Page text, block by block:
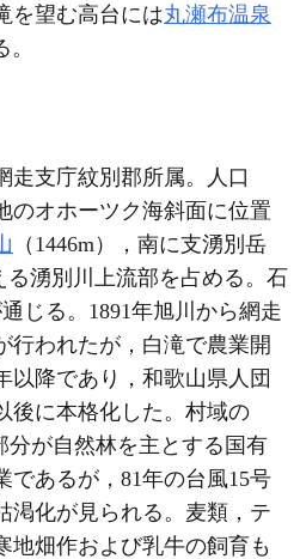
を望む高台には丸瀬布温泉
走支庁紋別郡所属。人口
のオホーツク海斜面に位置
（1446m），南に支湧別岳
る湧別川上流部を占める。石
じる。1891年旭川から網走
行われたが，白滝で農業開
以降であり，和歌山県人団
後に本格化した。村域の
分が自然林を主とする国有
であるが，81年の台風15号
渇化が見られる。麦類，テ
地畑作および乳牛の飼育も